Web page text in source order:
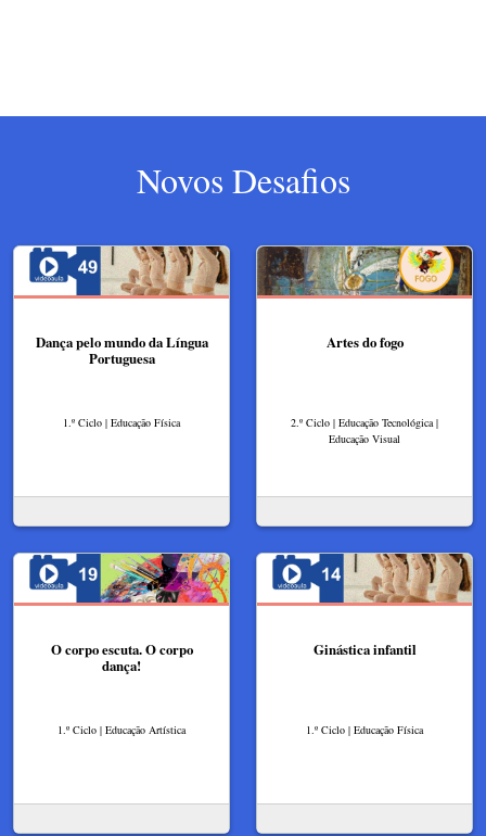
Novos Desafios
Dança pelo mundo da Língua
Portuguesa
1.º Ciclo | Educação Física
Artes do fogo
2.º Ciclo | Educação Tecnológica |
Educação Visual
O corpo escuta. O corpo
dança!
1.º Ciclo | Educação Artística
Ginástica infantil
1.º Ciclo | Educação Física